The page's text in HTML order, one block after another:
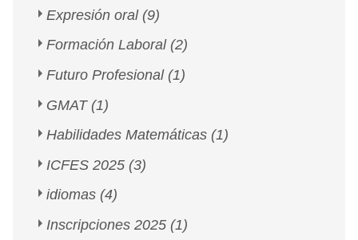
Expresión oral (9)
Formación Laboral (2)
Futuro Profesional (1)
GMAT (1)
Habilidades Matemáticas (1)
ICFES 2025 (3)
idiomas (4)
Inscripciones 2025 (1)